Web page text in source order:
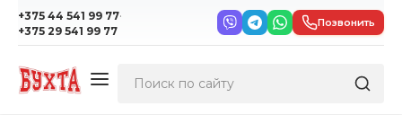
+375 44 541 99 77·
+375 29 541 99 77
Позвонить